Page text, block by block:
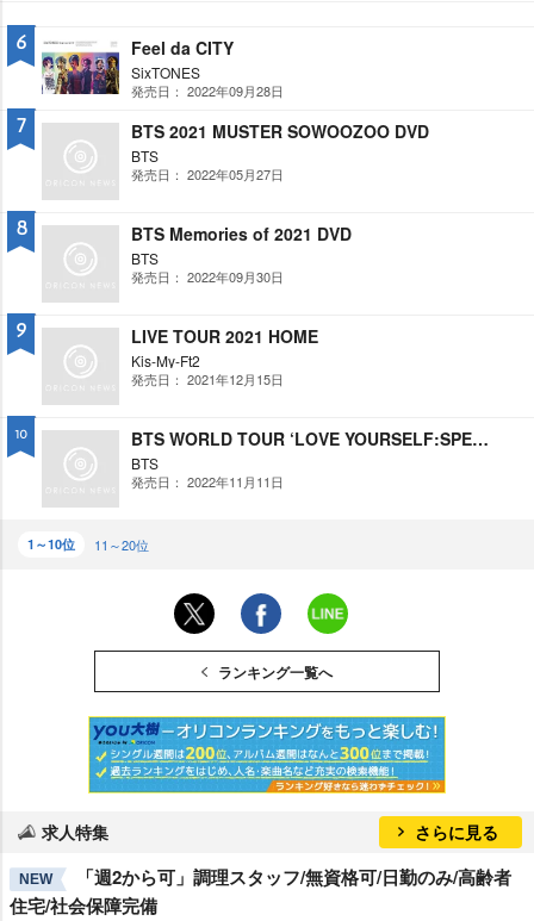
6 Feel da CITY
SixTONES
発売日： 2022年09月28日
7 BTS 2021 MUSTER SOWOOZOO DVD
BTS
発売日： 2022年05月27日
8 BTS Memories of 2021 DVD
BTS
発売日： 2022年09月30日
9 LIVE TOUR 2021 HOME
Kis-My-Ft2
発売日： 2021年12月15日
10 BTS WORLD TOUR ‘LOVE YOURSELF:SPEAK YOURSELF’[THE FINAL]
BTS
発売日： 2022年11月11日
1～10位 11～20位
ランキング一覧へ
求人特集 さらに見る
NEW
「週2から可」調理スタッフ/無資格可/日勤のみ/高齢者
住宅/社会保障完備